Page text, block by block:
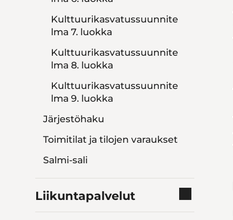
Kulttuurikasvatussuunnite
lma 7. luokka
Kulttuurikasvatussuunnite
lma 8. luokka
Kulttuurikasvatussuunnite
lma 9. luokka
Järjestöhaku
Toimitilat ja tilojen varaukset
Salmi-sali
Liikuntapalvelut